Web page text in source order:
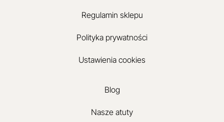
Regulamin sklepu
Polityka prywatności
Ustawienia cookies
Blog
Nasze atuty